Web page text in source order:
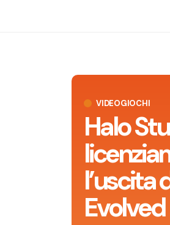
VIDEOGIOCHI
Halo
l’uscita
Evolved